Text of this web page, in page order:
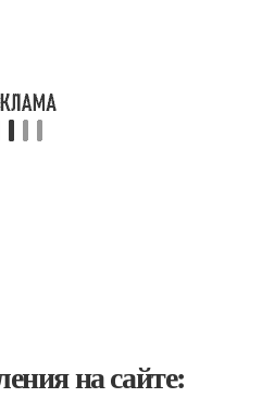
на сайте: